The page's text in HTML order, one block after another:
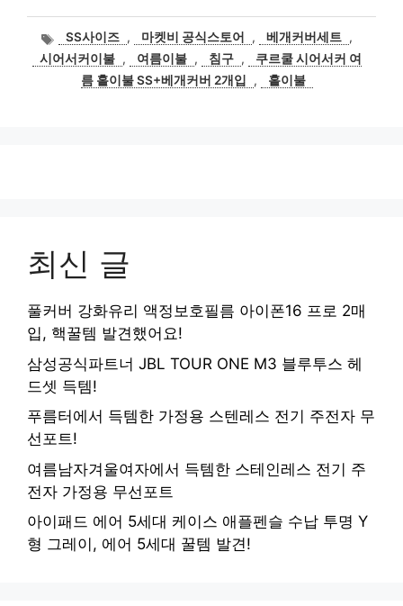
태
그
SS사이즈 , 마켓비 공식스토어 , 베개커버세트 ,
시어서커이불 , 여름이불 , 침구 ,
쿠르쿨 시어서커 여
름 홑이불 SS+베개커버 2개입
, 홑이불
최신 글
풀커버 강화유리 액정보호필름 아이폰16 프로 2매
입, 핵꿀템 발견했어요!
삼성공식파트너 JBL TOUR ONE M3 블루투스 헤
드셋 득템!
푸름터에서 득템한 가정용 스텐레스 전기 주전자 무
선포트!
여름남자겨울여자에서 득템한 스테인레스 전기 주
전자 가정용 무선포트
아이패드 에어 5세대 케이스 애플펜슬 수납 투명 Y
형 그레이, 에어 5세대 꿀템 발견!